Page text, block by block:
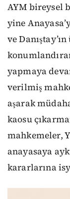
AYM bireysel
yine
ve
yapmaya
verilmiş
aşarak
kaosu
mahkemeler,
anayasaya
kararlarına